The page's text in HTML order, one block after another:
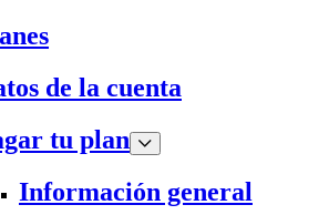
de la cuenta
tu plan
Información general